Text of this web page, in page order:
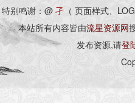
钮即可，最后保存
特别鸣谢：@ 孑 （ 页面样式、
本站所有内容皆由流星资源网
发布资源,请登